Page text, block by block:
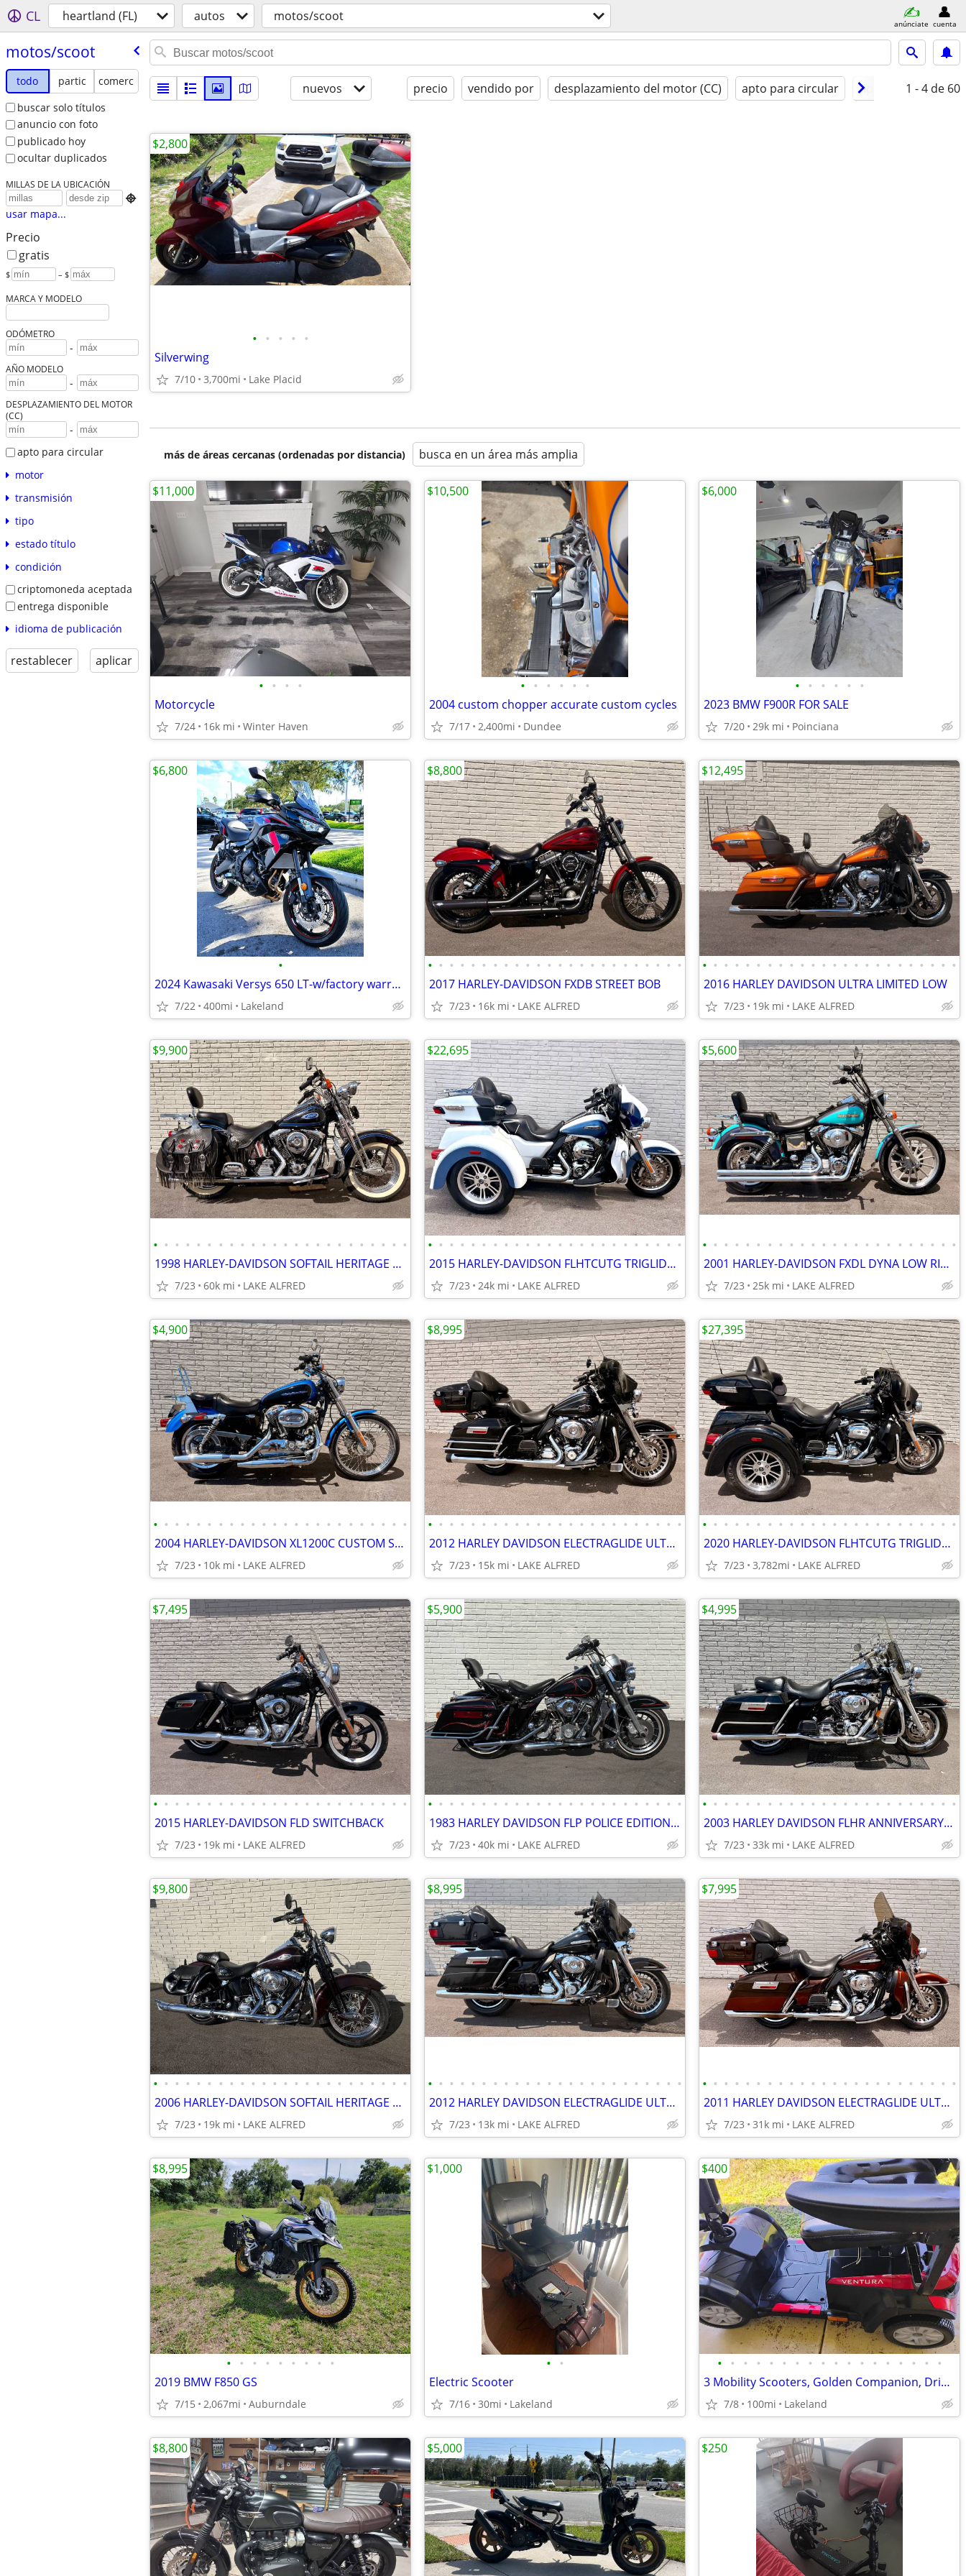
CL heartland (FL) autos motos/scoot anúnciate cuenta
motos/​scoot
todo partic
comerc
buscar solo títulos
anuncio con foto
publicado hoy
ocultar duplicados
MILLAS DE LA UBICACIÓN

usar mapa...
Precio
gratis
$ – $
MARCA Y MODELO
ODÓMETRO
-
AÑO MODELO
-
DESPLAZAMIENTO DEL MOTOR
(CC)
-
apto para circular
motor
transmisión
tipo
estado título
condición
criptomoneda aceptada
entrega disponible
idioma de publicación
restablecer aplicar
nuevos precio vendido por desplazamiento del motor (CC) apto para circular tipo año modelo
1 - 4 de 60
• • • • •
Silverwing
7/10 3,700mi Lake Placid
$2,800
más de áreas cercanas (ordenadas por distancia) busca en un área más amplia
• • • •
Motorcycle
7/24 16k mi Winter Haven
$11,000
• • • • • •
2004 custom chopper accurate custom cycles
7/17 2,400mi Dundee
$10,500
• • • • • •
2023 BMW F900R FOR SALE
7/20 29k mi Poinciana
$6,000
•
2024 Kawasaki Versys 650 LT-w/factory warranty
7/22 400mi Lakeland
$6,800
• • • • • • • • • • • • • • • • • • • • • • • •
2017 HARLEY-DAVIDSON FXDB STREET BOB
7/23 16k mi LAKE ALFRED
$8,800
• • • • • • • • • • • • • • • • • • • • • • • •
2016 HARLEY DAVIDSON ULTRA LIMITED LOW
7/23 19k mi LAKE ALFRED
$12,495
• • • • • • • • • • • • • • • • • • • • • • • •
1998 HARLEY-DAVIDSON SOFTAIL HERITAGE SPRINGER
7/23 60k mi LAKE ALFRED
$9,900
• • • • • • • • • • • • • • • • • • • • • • • •
2015 HARLEY-DAVIDSON FLHTCUTG TRIGLIDE ULTRA
7/23 24k mi LAKE ALFRED
$22,695
• • • • • • • • • • • • • • • • • • • • • • • •
2001 HARLEY-DAVIDSON FXDL DYNA LOW RIDER
7/23 25k mi LAKE ALFRED
$5,600
• • • • • • • • • • • • • • • • • • • • • • • •
2004 HARLEY-DAVIDSON XL1200C CUSTOM SPORTSTER
7/23 10k mi LAKE ALFRED
$4,900
• • • • • • • • • • • • • • • • • • • • • • • •
2012 HARLEY DAVIDSON ELECTRAGLIDE ULTRA CLASSIC FLHTCU
7/23 15k mi LAKE ALFRED
$8,995
• • • • • • • • • • • • • • • • • • • • • • • •
2020 HARLEY-DAVIDSON FLHTCUTG TRIGLIDE ULTRA
7/23 3,782mi LAKE ALFRED
$27,395
• • • • • • • • • • • • • • • • • • • • • • • •
2015 HARLEY-DAVIDSON FLD SWITCHBACK
7/23 19k mi LAKE ALFRED
$7,495
• • • • • • • • • • • • • • • • • • • • • • • •
1983 HARLEY DAVIDSON FLP POLICE EDITION SHOVELHEAD
7/23 40k mi LAKE ALFRED
$5,900
• • • • • • • • • • • • • • • • • • • • • • • •
2003 HARLEY DAVIDSON FLHR ANNIVERSARY ROAD KING
7/23 33k mi LAKE ALFRED
$4,995
• • • • • • • • • • • • • • • • • • • • • • • •
2006 HARLEY-DAVIDSON SOFTAIL HERITAGE SPRINGER
7/23 19k mi LAKE ALFRED
$9,800
• • • • • • • • • • • • • • • • • • • • • • • •
2012 HARLEY DAVIDSON ELECTRAGLIDE ULTRA LIMITED FLHTK
7/23 13k mi LAKE ALFRED
$8,995
• • • • • • • • • • • • • • • • • • • • • • • •
2011 HARLEY DAVIDSON ELECTRAGLIDE ULTRA LIMITED FLHTK
7/23 31k mi LAKE ALFRED
$7,995
• • • • • • • • •
2019 BMW F850 GS
7/15 2,067mi Auburndale
$8,995
• •
Electric Scooter
7/16 30mi Lakeland
$1,000
• • • • • • • • • • • • • • • • • •
3 Mobility Scooters, Golden Companion, Drive Ventura, Pride Jazzy
7/8 100mi Lakeland
$400
$8,800 $5,000 $250